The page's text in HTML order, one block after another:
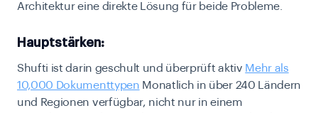
Architektur eine direkte Lösung für beide Probleme.
Hauptstärken:
Shufti ist darin geschult und überprüft aktiv Mehr als
10,000 Dokumenttypen Monatlich in über 240 Ländern
und Regionen verfügbar, nicht nur in einem